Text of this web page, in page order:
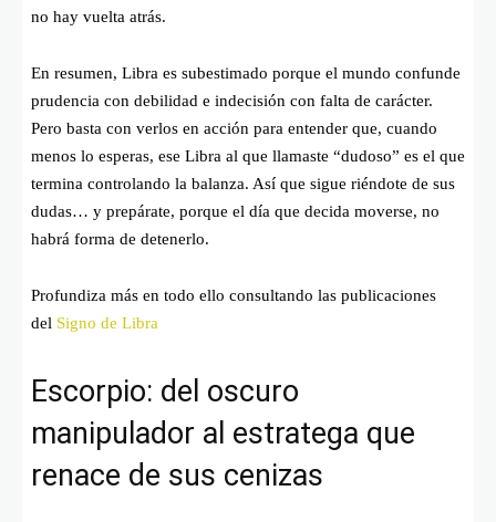
no hay vuelta atrás.
En resumen, Libra es subestimado porque el mundo confunde
prudencia con debilidad e indecisión con falta de carácter.
Pero basta con verlos en acción para entender que, cuando
menos lo esperas, ese Libra al que llamaste “dudoso” es el que
termina controlando la balanza. Así que sigue riéndote de sus
dudas… y prepárate, porque el día que decida moverse, no
habrá forma de detenerlo.
Profundiza más en todo ello consultando las publicaciones
del Signo de Libra
Escorpio: del oscuro
manipulador al estratega que
renace de sus cenizas